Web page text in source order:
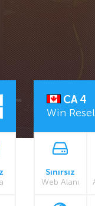
CA 4
Win
Sınırsız
Web Alanı